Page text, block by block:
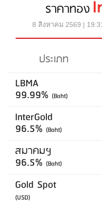
ราคาทอง
8 สิงหาคม 2569 |
ประเภท
LBMA
99.99% (Baht)
InterGold
96.5% (Baht)
สมาคมฯ
96.5% (Baht)
Gold Spot
(USD)